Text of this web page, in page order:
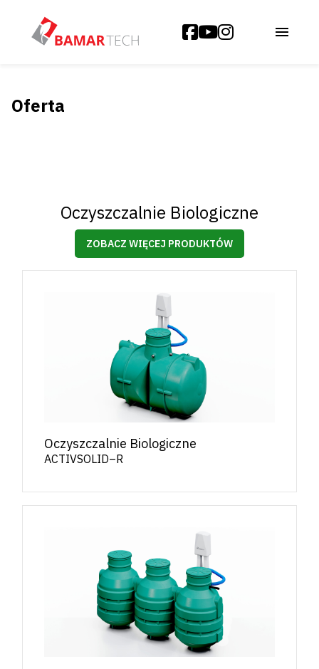
Oferta
Oczyszczalnie Biologiczne
ZOBACZ WIĘCEJ PRODUKTÓW
Oczyszczalnie Biologiczne
ACTIVSOLID–R